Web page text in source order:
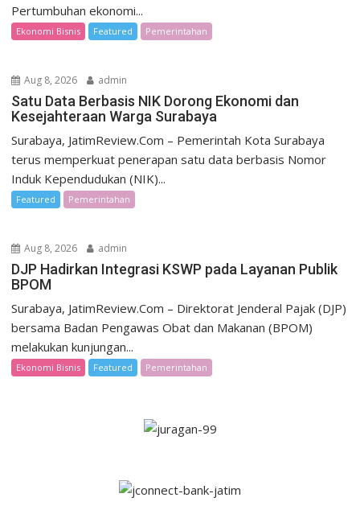
Pertumbuhan ekonomi...
Ekonomi Bisnis Featured Pemerintahan
Aug 8, 2026 admin
Satu Data Berbasis NIK Dorong Ekonomi dan
Kesejahteraan Warga Surabaya
Surabaya, JatimReview.Com – Pemerintah Kota Surabaya
terus memperkuat penerapan satu data berbasis Nomor
Induk Kependudukan (NIK)...
Featured Pemerintahan
Aug 8, 2026 admin
DJP Hadirkan Integrasi KSWP pada Layanan Publik
BPOM
Surabaya, JatimReview.Com – Direktorat Jenderal Pajak (DJP)
bersama Badan Pengawas Obat dan Makanan (BPOM)
melakukan kunjungan...
Ekonomi Bisnis Featured Pemerintahan